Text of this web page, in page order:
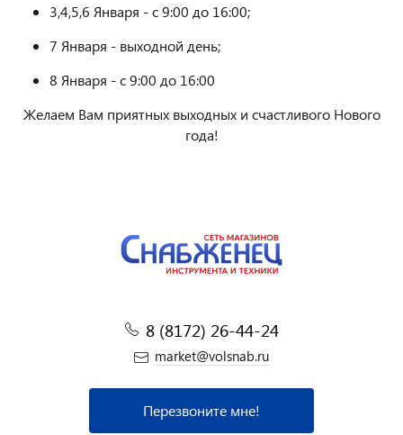
3,4,5,6 Января - с 9:00 до 16:00;
7 Января - выходной день;
8 Января - с 9:00 до 16:00
Желаем Вам приятных выходных и счастливого Нового
года!
8 (8172) 26-44-24
market@volsnab.ru
Перезвоните мне!